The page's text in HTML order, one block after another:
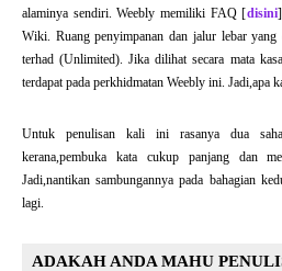
alaminya sendiri. Weebly memiliki FAQ [disini
Wiki. Ruang penyimpanan dan jalur lebar
terhad (Unlimited). Jika dilihat secara mata
terdapat pada perkhidmatan Weebly ini. Jadi,apa
Untuk penulisan kali ini rasanya dua
kerana,pembuka kata cukup panjang dan
Jadi,nantikan sambungannya pada bahagian
lagi.
ADAKAH ANDA MAHU